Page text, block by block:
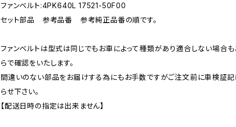
ファンベルト:4PK640L 17521-50F00
セット部品 参考品番 参考純正品番の順です。
ファンベルトは型式は同じでもお車によって種類があり適合しない場合も
らで確認をいたします。
間違いのない部品をお届けする為にもお手数ですがご注文前に車検証
らせ下さい。
【配送日時の指定は出来ません】